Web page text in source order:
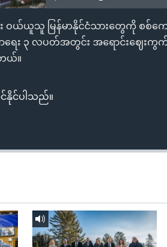
ဝယ်ယူသူ မြန်မာနိုင်ငံသားတွေကို စစ်က
ေး ၃ လပတ်အတွင်း အရောင်းဈေး
ယ်။
နိုင်ပါသည်။